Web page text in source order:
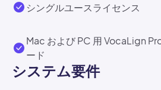
シングルユースライセンス
Mac および PC 用 VocaLign
ード
システム要件